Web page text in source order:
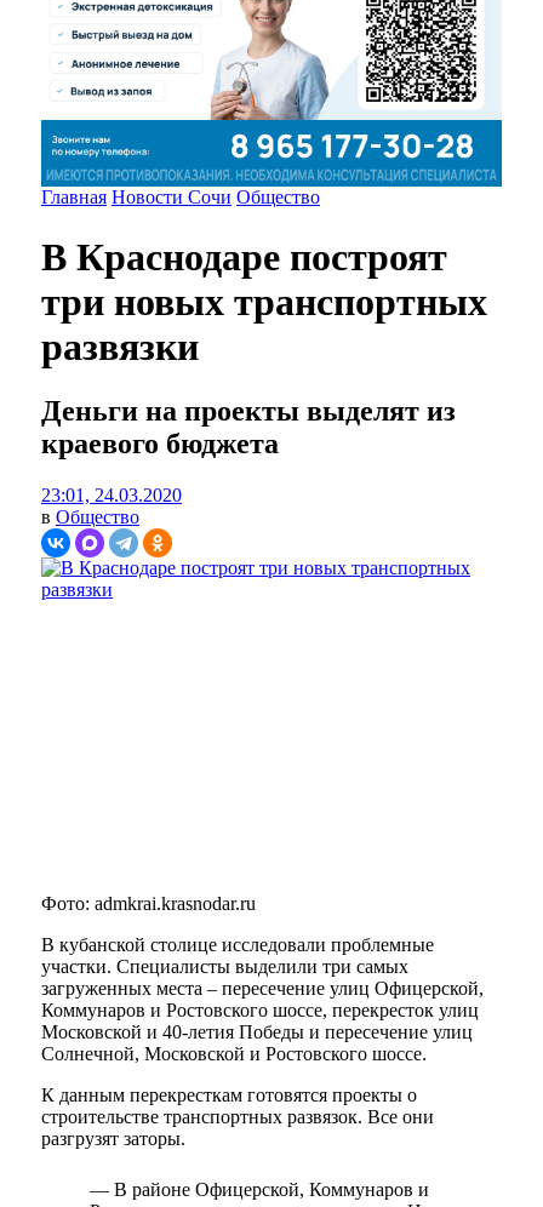
Главная Новости Сочи Общество
В Краснодаре построят
три новых транспортных
развязки
Деньги на проекты выделят из
краевого бюджета
23:01, 24.03.2020
в Общество
Фото: admkrai.krasnodar.ru
В кубанской столице исследовали проблемные
участки. Специалисты выделили три самых
загруженных места – пересечение улиц Офицерской,
Коммунаров и Ростовского шоссе, перекресток улиц
Московской и 40-летия Победы и пересечение улиц
Солнечной, Московской и Ростовского шоссе.
К данным перекресткам готовятся проекты о
строительстве транспортных развязок. Все они
разгрузят заторы.
— В районе Офицерской, Коммунаров и